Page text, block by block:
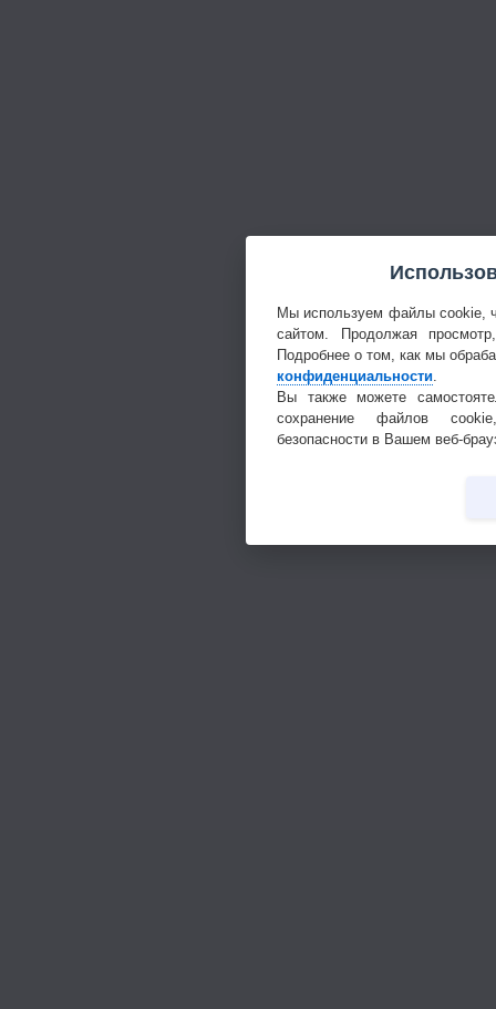
Мы используем файлы cookie,
сайтом. Продолжая
Подробнее о том, как мы
конфиденциальности
Вы также можете
сохранение файлов
безопасности в Вашем веб-